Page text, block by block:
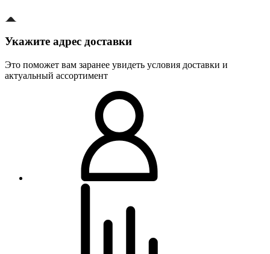
Укажите адрес доставки
Это поможет вам заранее увидеть условия доставки и
актуальный ассортимент